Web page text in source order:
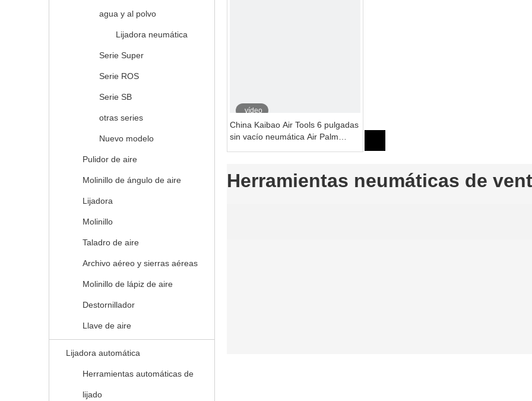
agua y al polvo
Lijadora neumática
Serie Super
Serie ROS
Serie SB
otras series
Nuevo modelo
Pulidor de aire
Molinillo de ángulo de aire
Lijadora
Molinillo
Taladro de aire
Archivo aéreo y sierras aéreas
Molinillo de lápiz de aire
Destornillador
Llave de aire
Lijadora automática
Herramientas automáticas de
lijado
vídeo
China Kaibao Air Tools 6 pulgadas
sin vacío neumática Air Palm
Herramientas neumáticas de